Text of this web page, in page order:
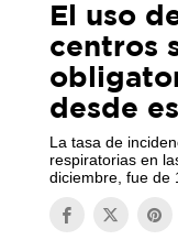
El uso
centros
desde
La tasa de
respiratorias en
diciembre, fue de